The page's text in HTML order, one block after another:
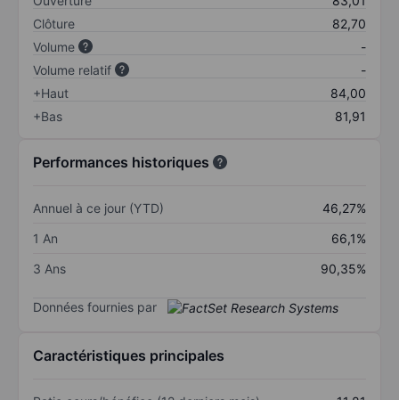
Clôture
82,70
Volume
-
Volume relatif
-
+Haut
84,00
+Bas
81,91
Performances historiques
Annuel à ce jour (YTD)
46,27%
1 An
66,1%
3 Ans
90,35%
Données fournies par
Caractéristiques principales